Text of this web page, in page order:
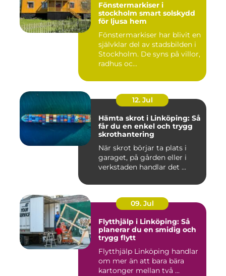
Fönstermarkiser i
stockholm smart solskydd
för ljusa hem
Fönstermarkiser har blivit en
självklar del av stadsbilden i
Stockholm. De syns på villor,
radhus oc...
12. Jul
Hämta skrot i Linköping: Så
får du en enkel och trygg
skrothantering
När skrot börjar ta plats i
garaget, på gården eller i
verkstaden handlar det ...
09. Jul
Flytthjälp i Linköping: Så
planerar du en smidig och
trygg flytt
Flytthjälp Linköping handlar
om mer än att bara bära
kartonger mellan två ...